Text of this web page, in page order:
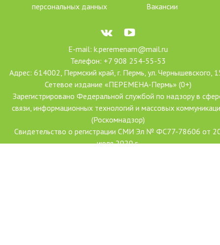
персональных данных
Вакансии
E-mail: k.peremenam@mail.ru
Телефон: +7 908 254-55-53
Адрес: 614002, Пермский край, г. Пермь, ул. Чернышевского,
Сетевое издание «ПЕРЕМЕНА-Пермь» (0+)
Зарегистрировано Федеральной службой по надзору в
связи, информационных технологий и массовых
(Роскомнадзор)
Свидетельство о регистрации СМИ Эл № ФС77-78606 от
июля 2020 г.